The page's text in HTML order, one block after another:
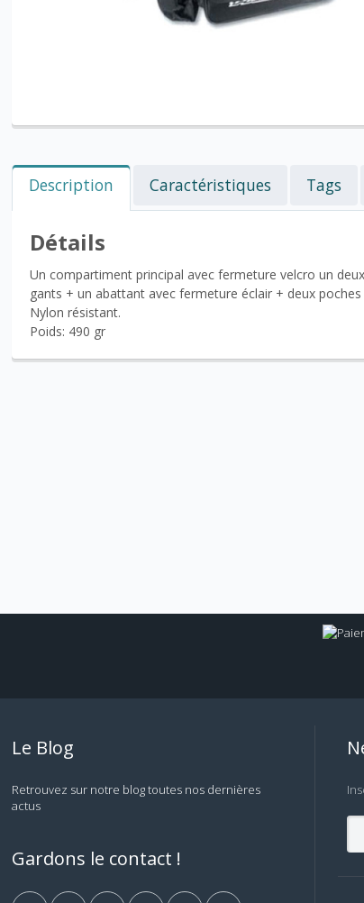
Description Caractéristiques Tags
Détails
Un compartiment principal avec fermeture velcro un
gants + un abattant avec fermeture éclair + deux poches
Nylon résistant.
Poids: 490 gr
Le Blog
Retrouvez sur notre blog toutes nos dernières
actus
Gardons le contact !